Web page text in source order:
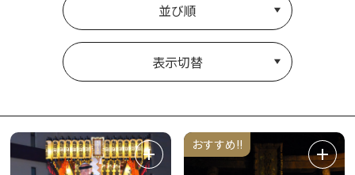
並び順
表示切替
おすすめ!!